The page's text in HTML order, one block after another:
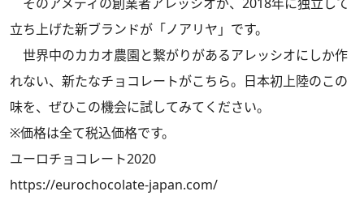
立ち上げた新ブランドが「ノアリヤ」です。
世界中のカカオ農園と繋がりがあるアレッシオにしか作
れない、新たなチョコレートがこちら。日本初上陸のこの
味を、ぜひこの機会に試してみてください。
※価格は全て税込価格です。
ユーロチョコレート2020
https://eurochocolate-japan.com/